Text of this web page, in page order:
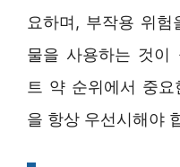
요하며, 부작용 위
물을 사용하는 것이
트 약 순위에서 중
을 항상 우선시해야